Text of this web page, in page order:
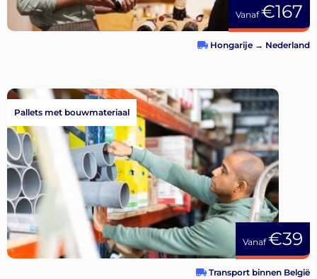
Vanaf€167
Hongarije → Nederland
Vanaf€39
Pallets met bouwmateriaal
Transport binnen België